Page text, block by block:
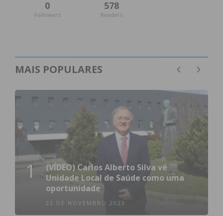
0
Followers
578
Readers
MAIS POPULARES
1
(VÍDEO) Carlos Alberto Silva vê
Unidade Local de Saúde como uma
oportunidade
23 DE NOVEMBRO 2023